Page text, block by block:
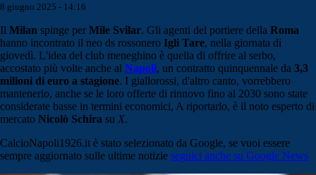
8 giugno 2025 - 14:16
Il Milan spinge per Mile Svilar. Gli agenti del portiere della Roma
hanno incontrato il neo ds rossonero Igli Tare, nella giornata di
giovedì. L'idea del club meneghino è quella di offrire al serbo,
accostato più volte anche al Napoli, un contratto quinquennale da 3,3
milioni di euro a stagione. I giallorossi, d'altro canto, vorrebbero
mantenerlo, anche se le loro offerte di rinnovo fino al 2030 sono state
considerate basse in termini economici, A riportarlo, è il noto esperto di
mercato Nicolò Schira su X.
CalcioNapoli1926.it è stato selezionato da Google, se vuoi essere
sempre aggiornato sulle ultime notizie seguici anche su Google News